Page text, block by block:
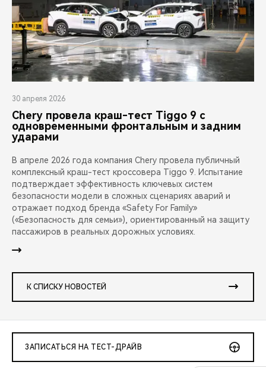
30 апреля 2026
Chery провела краш-тест Tiggo 9 с
одновременными фронтальным и задним
ударами
В апреле 2026 года компания Chery провела публичный
комплексный краш-тест кроссовера Tiggo 9. Испытание
подтверждает эффективность ключевых систем
безопасности модели в сложных сценариях аварий и
отражает подход бренда «Safety For Family»
(«Безопасность для семьи»), ориентированный на защиту
пассажиров в реальных дорожных условиях.
К СПИСКУ НОВОСТЕЙ
ЗАПИСАТЬСЯ НА ТЕСТ-ДРАЙВ